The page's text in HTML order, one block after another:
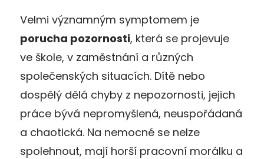
Velmi významným symptomem je
porucha pozornosti, která se projevuje
ve škole, v zaměstnání a různých
společenských situacích. Dítě nebo
dospělý dělá chyby z nepozornosti, jejich
práce bývá nepromyšlená, neuspořádaná
a chaotická. Na nemocné se nelze
spolehnout, mají horší pracovní morálku a